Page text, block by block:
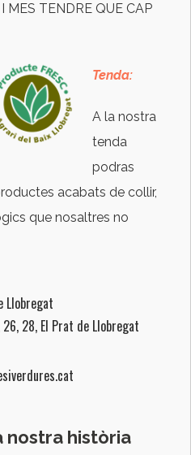
MES TENDRE QUE CAP
Tenda:
A la nostra
tenda
podras
acabats de collir,
que nosaltres no
Llobregat
28, El Prat de Llobregat
nostra història